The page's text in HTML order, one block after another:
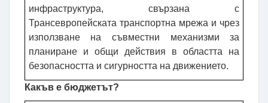
инфраструктура, свързана с
Трансевропейската транспортна мрежа и чрез
използване на съвместни механизми за
планиране и общи действия в областта на
безопасността и сигурността на движението.
Какъв е бюджетът?